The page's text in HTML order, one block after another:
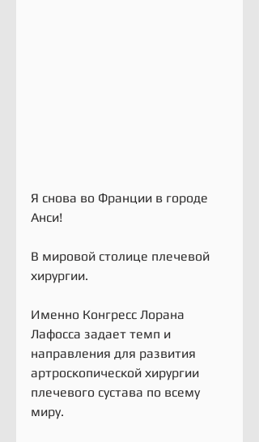
Я снова во Франции в городе
Анси!
В мировой столице плечевой
хирургии.
Именно Конгресс Лорана
Лафосса задает темп и
направления для развития
артроскопической хирургии
плечевого сустава по всему
миру.